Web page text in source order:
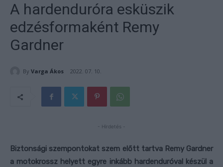
A hardenduróra esküszik
edzésformaként Remy
Gardner
By Varga Ákos 2022. 07. 10.
- Hirdetés -
Biztonsági szempontokat szem előtt tartva Remy Gardner
a motokrossz helyett egyre inkább hardenduróval készül a